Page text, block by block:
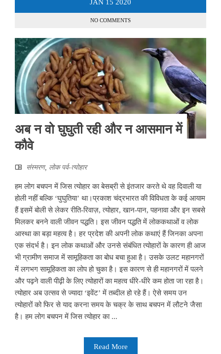
JAN 15 2020
NO COMMENTS
अब न वो घुघुती रही और न आसमान में
कौवे
संस्मरण, लोक पर्व-त्योहार
हम लोग बचपन में जिस त्योहार का बेसब्री से इंतजार करते थे वह दिवाली या
होली नहीं बल्कि ‘घुघुतिया’ था।प्रकाश चंद्रभारत की विविधता के कई आयाम
हैं इसमें बोली से लेकर रीति-रिवाज़, त्योहार, खान-पान, पहनावा और इन सबसे
मिलकर बनने वाली जीवन पद्धति। इस जीवन पद्धति में लोककथाओं व लोक
आस्था का बड़ा महत्व है। हर प्रदेश की अपनी लोक कथाएं हैं जिनका अपना
एक संदर्भ है। इन लोक कथाओं और उनसे संबंधित त्योहारों के कारण ही आज
भी ग्रामीण समाज में सामूहिकता का बोध बचा हुआ है। उसके उलट महानगरों
में लगभग सामूहिकता का लोप हो चुका है। इस कारण से ही महानगरों में पलने
और पढ़ने वाली पीढ़ी के लिए त्योहारों का महत्व धीरे-धीरे कम होता जा रहा है।
त्योहार अब उत्सव से ज्यादा ‘इवेंट’ में तब्दील हो रहे हैं। ऐसे समय उन
त्योहारों को फिर से याद करना समय के चक्र के साथ बचपन में लौटने जैसा
है। हम लोग बचपन में जिस त्योहार का ...
Read More